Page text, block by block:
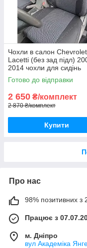
Чохли в салон Chevrolet
Lacetti (без зад підл)
2014 чохли для сидінь
Шевроле Лачетті авто
Chevrolet Lacetti
Готово до відправки
2 650 ₴/комплект
2 870 ₴/комплект
Купити
Про нас
98% позитивних з
Працює з
м. Дніпро
вул Академіка